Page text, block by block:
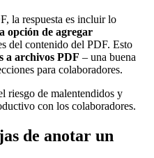
la respuesta es incluir lo
opción de agregar
del contenido del PDF. Esto
a archivos PDF – una buena
para colaboradores.
riesgo de malentendidos y
con los colaboradores.
de anotar un